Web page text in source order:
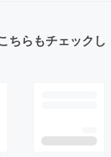
ちらもチェックし